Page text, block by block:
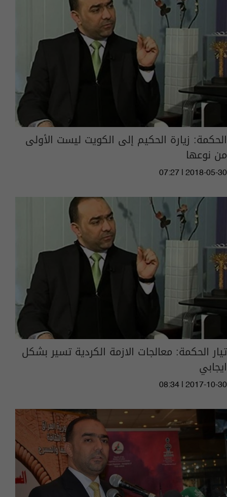
الحكمة: زيارة الحكيم إلى الكويت ليست الأولى
من نوعها
07:27 | 2018-05-30
تيار الحكمة: معالجات الازمة الكردية تسير بشكل
ايجابي
08:34 | 2017-10-30